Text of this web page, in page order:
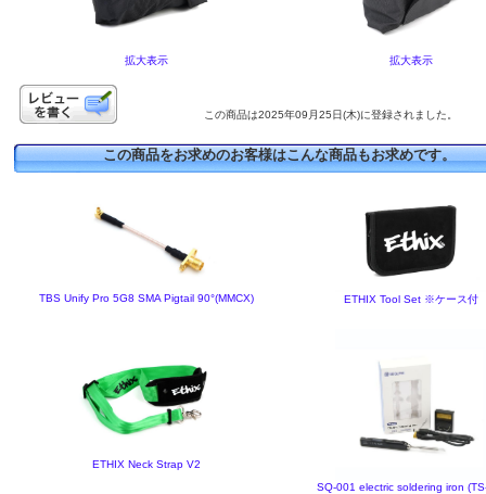
拡大表示 拡大表示
この商品は2025年09月25日(木)に登録されました。
この商品をお求めのお客様はこんな商品もお求めです。
TBS Unify Pro 5G8 SMA Pigtail 90°(MMCX) ETHIX Tool Set ※ケース付
ETHIX Neck Strap V2
SQ-001 electric soldering iron